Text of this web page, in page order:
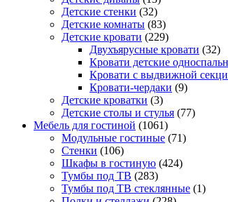
Детские стенки (32)
Детские комнаты (83)
Детские кровати (229)
Двухъярусные кровати (32)
Кровати детские
Кровати с выдвижной
Кровати-чердаки (9)
Детские кроватки (3)
Детские столы и стулья (77)
Мебель для гостиной (1061)
Модульные гостиные (71)
Стенки (106)
Шкафы в гостиную (424)
Тумбы под ТВ (283)
Тумбы под ТВ стеклянные (1)